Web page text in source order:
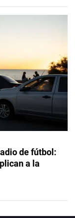
de fútbol:
a la